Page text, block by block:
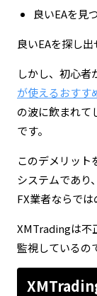
良いEAを見
良いEAを探し
しかし、初心者
が使えるおすす
の波に飲まれて
です。
このデメリット
システムであり
FX業者ならでは
XMTradingは不
監視しているの